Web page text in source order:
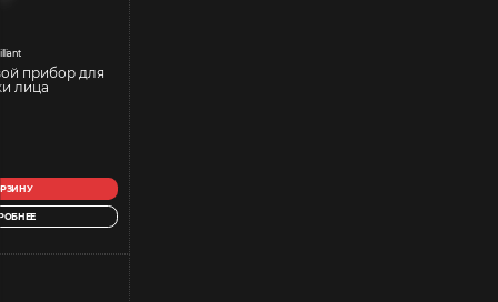
прибор для
лица